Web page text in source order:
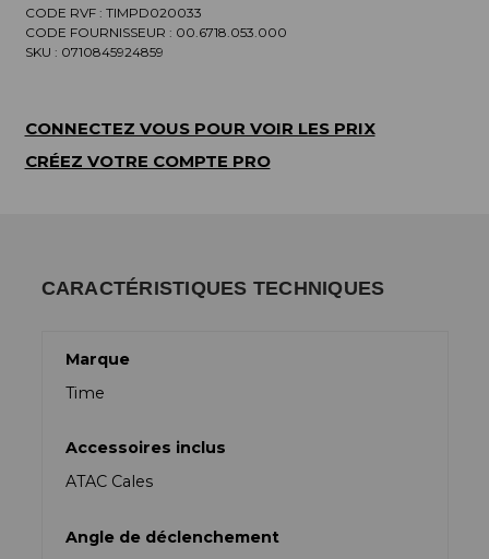
CODE RVF : TIMPD020033
CODE FOURNISSEUR : 00.6718.053.000
SKU : 0710845924859
CONNECTEZ VOUS POUR VOIR LES PRIX
CRÉEZ VOTRE COMPTE PRO
CARACTÉRISTIQUES TECHNIQUES
Marque
Time
Accessoires inclus
ATAC Cales
Angle de déclenchement